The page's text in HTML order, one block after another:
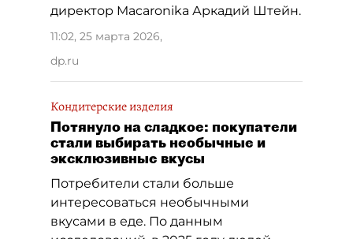
директор Macaronika Аркадий Штейн.
11:02, 25 марта 2026,
dp.ru
Кондитерские изделия
Потянуло на сладкое: покупатели
стали выбирать необычные и
эксклюзивные вкусы
Потребители стали больше
интересоваться необычными
вкусами в еде. По данным